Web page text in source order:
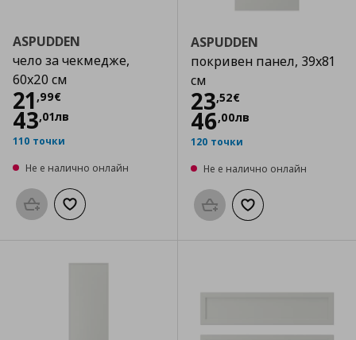
ASPUDDEN
чело за чекмедже,
60x20 см
21 ,99€
Цена
43,01лв
110 точки
Не е налично онлайн
Προσθήκη στο καλάθι
Добави към списъка с любими
ASPUDDEN
покривен панел, 39x81
см
23,52€
Цена
46,00лв
120 точки
Не е налично онлайн
Προσθήκη στο καλάθι
Добави към